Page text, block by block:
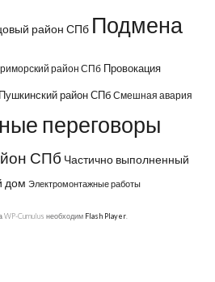
район СПб Подмена
район СПб Провокация
Пушкинский район СПб Смешная авария
переговоры
СПб Частично выполненный
дом Электромонтажные работы
WP-Cumulus необходим Flash Player